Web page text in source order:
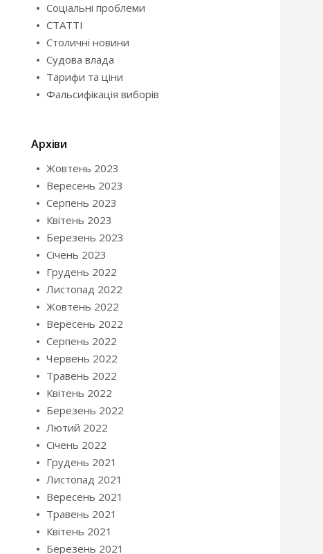
Соціальні проблеми
СТАТТІ
Столичні новини
Судова влада
Тарифи та ціни
Фальсифікація виборів
Архіви
Жовтень 2023
Вересень 2023
Серпень 2023
Квітень 2023
Березень 2023
Січень 2023
Грудень 2022
Листопад 2022
Жовтень 2022
Вересень 2022
Серпень 2022
Червень 2022
Травень 2022
Квітень 2022
Березень 2022
Лютий 2022
Січень 2022
Грудень 2021
Листопад 2021
Вересень 2021
Травень 2021
Квітень 2021
Березень 2021